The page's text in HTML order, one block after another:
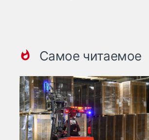
Самое читаемое